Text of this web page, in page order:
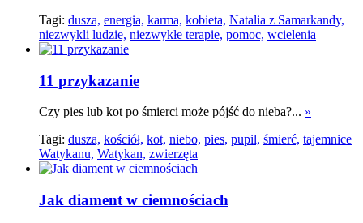
Tagi: dusza, energia, karma, kobieta, Natalia z Samarkandy,
niezwykli ludzie, niezwykłe terapie, pomoc, wcielenia
11 przykazanie
Czy pies lub kot po śmierci może pójść do nieba?... »
Tagi: dusza, kościół, kot, niebo, pies, pupil, śmierć, tajemnice
Watykanu, Watykan, zwierzęta
Jak diament w ciemnościach